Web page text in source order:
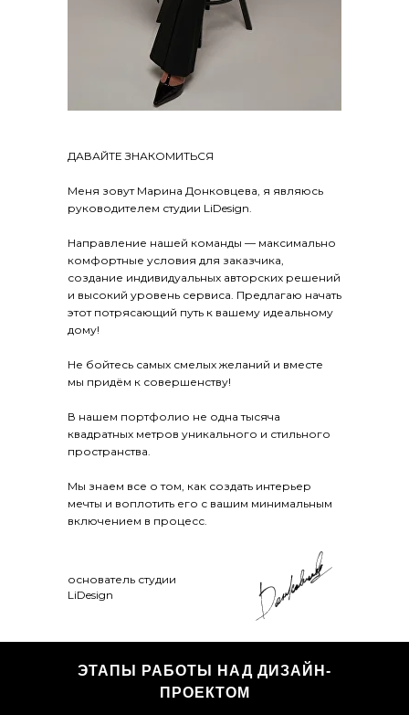
основатель студии
LiDesign
ДАВАЙТЕ ЗНАКОМИТЬСЯ
Меня зовут Марина Донковцева, я являюсь
руководителем студии LiDesign.
Направление нашей команды — максимально
комфортные условия для заказчика,
создание индивидуальных авторских решений
и высокий уровень сервиса. Предлагаю начать
этот потрясающий путь к вашему идеальному
дому!
Не бойтесь самых смелых желаний и вместе
мы придём к совершенству!
В нашем портфолио не одна тысяча
квадратных метров уникального и стильного
пространства.
Мы знаем все о том, как создать интерьер
мечты и воплотить его с вашим минимальным
включением в процесс.
ЭТАПЫ РАБОТЫ НАД ДИЗАЙН-
ПРОЕКТОМ